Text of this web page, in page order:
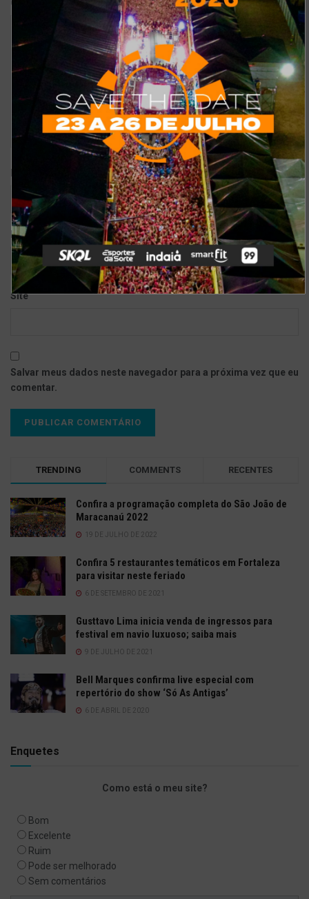
Comentário
E-mail *
Site
Salvar meus dados neste navegador para a próxima vez que eu
comentar.
TRENDING COMMENTS RECENTES
Confira a programação completa do São João de
Maracanaú 2022
19 DE JULHO DE 2022
Confira 5 restaurantes temáticos em Fortaleza
para visitar neste feriado
6 DE SETEMBRO DE 2021
Gusttavo Lima inicia venda de ingressos para
festival em navio luxuoso; saiba mais
9 DE JULHO DE 2021
Bell Marques confirma live especial com
repertório do show ‘Só As Antigas’
6 DE ABRIL DE 2020
Enquetes
Como está o meu site?
Bom
Excelente
Ruim
Pode ser melhorado
Sem comentários